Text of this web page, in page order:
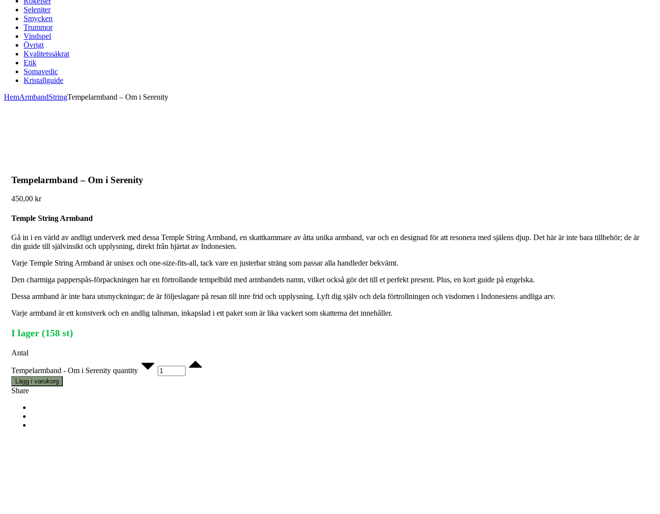
Seleniter
Smycken
Trummor
Vindspel
Övrigt
Kvalitetssäkrat
Etik
Somavedic
Kristallguide
HemArmbandStringTempelarmband – Om i Serenity
Tempelarmband – Om i Serenity
450,00 kr
Temple String Armband
Gå in i en värld av andligt underverk med dessa Temple String Armband, en skattkammare av åtta unika armband, var och en designad för att resonera med själens djup. Det här är inte bara tillbehör; de är
din guide till självinsikt och upplysning, direkt från hjärtat av Indonesien.
Varje Temple String Armband är unisex och one-size-fits-all, tack vare en justerbar sträng som passar alla handleder bekvämt.
Den charmiga papperspås-förpackningen har en förtrollande tempelbild med armbandets namn, vilket också gör det till et perfekt present. Plus, en kort guide på engelska.
Dessa armband är inte bara utsmyckningar; de är följeslagare på resan till inre frid och upplysning. Lyft dig själv och dela förtrollningen och visdomen i Indonesiens andliga arv.
Varje armband är ett konstverk och en andlig talisman, inkapslad i ett paket som är lika vackert som skatterna det innehåller.
I lager (158 st)
Antal
Tempelarmband - Om i Serenity quantity
Lägg i varukorg
Share